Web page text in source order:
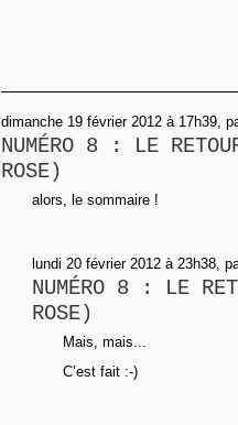
dimanche 19 février 2012 à 17h39,
NUMÉRO 8 : LE
ROSE)
alors, le sommaire !
lundi 20 février 2012 à 23h38,
NUMÉRO 8 : LE
ROSE)
Mais, mais...
C’est fait :-)